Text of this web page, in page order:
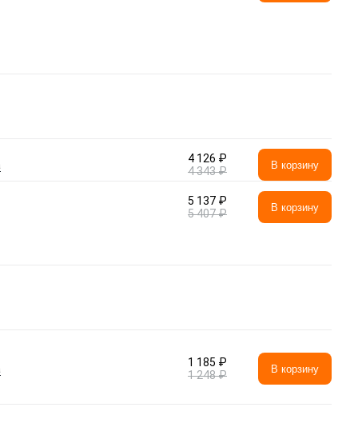
4 126 ₽
4 343 ₽
В корзину
5 137 ₽
5 407 ₽
В корзину
1 185 ₽
1 248 ₽
В корзину